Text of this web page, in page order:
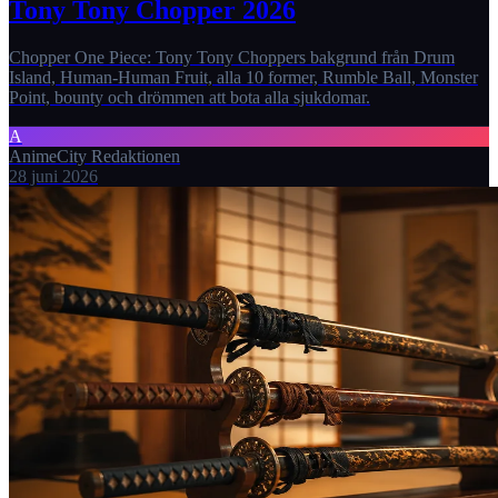
Tony Tony Chopper 2026
Chopper One Piece: Tony Tony Choppers bakgrund från Drum
Island, Human-Human Fruit, alla 10 former, Rumble Ball, Monster
Point, bounty och drömmen att bota alla sjukdomar.
A
AnimeCity Redaktionen
28 juni 2026